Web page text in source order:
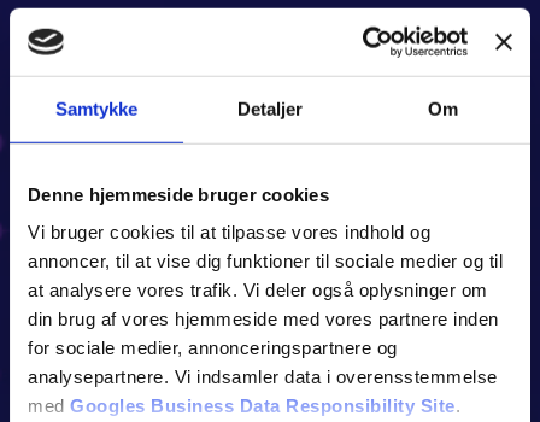
Samtykke Detaljer Om
Denne hjemmeside bruger cookies
Vi bruger cookies til at tilpasse vores indhold og
annoncer, til at vise dig funktioner til sociale medier og til
at analysere vores trafik. Vi deler også oplysninger om
din brug af vores hjemmeside med vores partnere inden
for sociale medier, annonceringspartnere og
analysepartnere. Vi indsamler data i overensstemmelse
med Googles Business Data Responsibility Site.